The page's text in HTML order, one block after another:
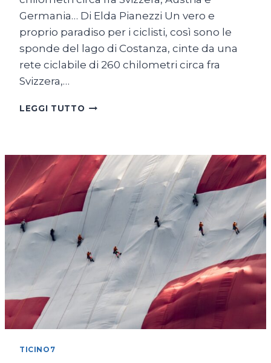
Germania… Di Elda Pianezzi Un vero e
proprio paradiso per i ciclisti, così sono le
sponde del lago di Costanza, cinte da una
rete ciclabile di 260 chilometri circa fra
Svizzera,…
LEGGI TUTTO SUL
IN
BICICLETTA
TICINO7